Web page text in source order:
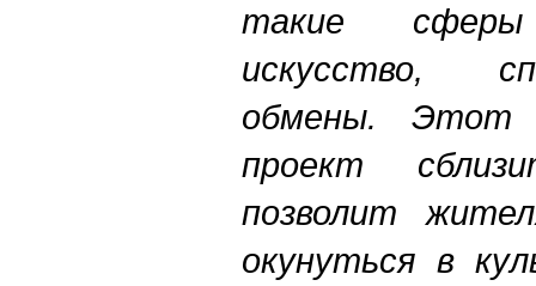
такие
сферы
искусство,
обмены. Этот
проект
позволит
окунуться в